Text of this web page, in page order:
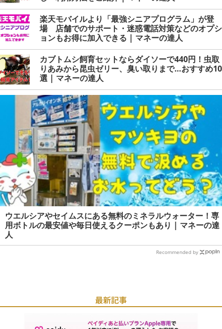
楽天モバイルより「最強シニアプログラム」が登
場 店舗でのサポート・迷惑電話対策などのオプシ
ョンもお得に加入できる | マネーの達人
カブトムシ飼育セットならダイソーで440円！虫取
りあみから昆虫ゼリー、臭い取りまで…おすすめ10
選 | マネーの達人
ウエルシアやセイムスにある無料のミネラルウォーター！専
用ボトルの最安値や毎日使えるクーポンもあり | マネーの達
人
Recommended by
最新記事